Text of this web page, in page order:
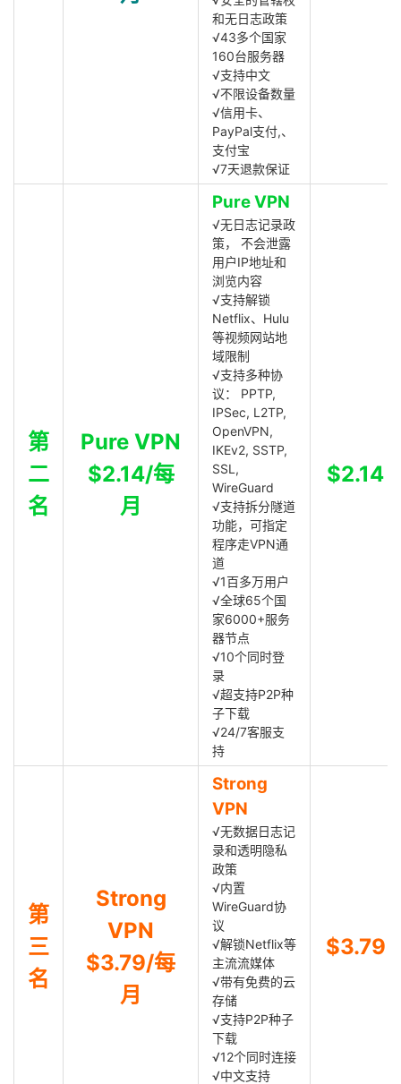
和无日志政策
√43多个国家
160台服务器
√支持中文
√不限设备数量
√信用卡、
PayPal支付,、
支付宝
√7天退款保证
第
二
名
Pure VPN
$2.14/每
月
Pure VPN
√无日志记录政
策， 不会泄露
用户IP地址和
浏览内容
√支持解锁
Netflix、Hulu
等视频网站地
域限制
√支持多种协
议： PPTP,
IPSec, L2TP,
OpenVPN,
IKEv2, SSTP,
SSL,
WireGuard
√支持拆分隧道
功能，可指定
程序走VPN通
道
√1百多万用户
√全球65个国
家6000+服务
器节点
√10个同时登
录
√超支持P2P种
子下载
√24/7客服支
持
$2.14
第
三
名
Strong
VPN
$3.79/每
月
Strong
VPN
√无数据日志记
录和透明隐私
政策
√内置
WireGuard协
议
√解锁Netflix等
主流流媒体
√带有免费的云
存储
√支持P2P种子
下载
√12个同时连接
√中文支持
$3.79